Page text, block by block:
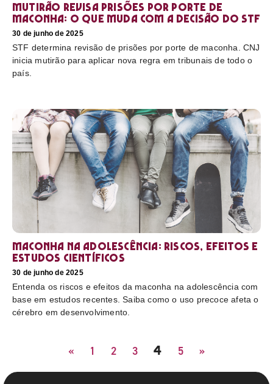
Mutirão revisa prisões por porte de
maconha: o que muda com a decisão do STF
30 de junho de 2025
STF determina revisão de prisões por porte de maconha. CNJ
inicia mutirão para aplicar nova regra em tribunais de todo o
país.
Maconha na adolescência: riscos, efeitos e
estudos científicos
30 de junho de 2025
Entenda os riscos e efeitos da maconha na adolescência com
base em estudos recentes. Saiba como o uso precoce afeta o
cérebro em desenvolvimento.
« 1 2 3 4 5 »